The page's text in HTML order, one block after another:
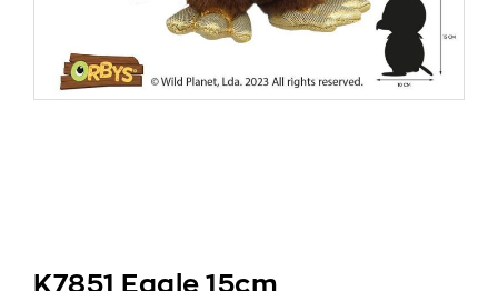
K7851 Eagle 15cm